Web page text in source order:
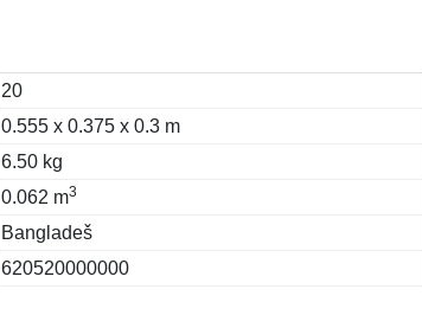
20
0.555 x 0.375 x 0.3 m
6.50 kg
0.062 m3
Bangladeš
620520000000